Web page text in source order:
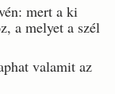
mert a ki
a melyet a szél
valamit az